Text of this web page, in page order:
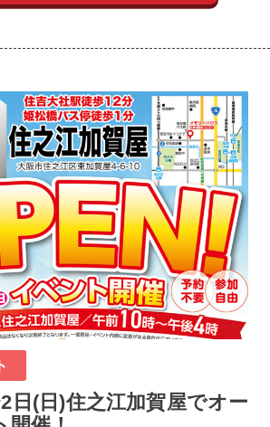
日(日)住之江加賀屋でオー